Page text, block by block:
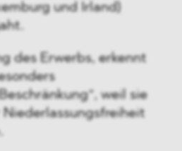
und Irland)
des Erwerbs, erkennt
weil sie